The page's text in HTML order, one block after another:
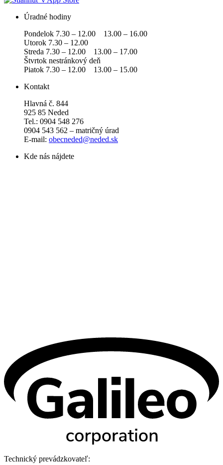
Úradné hodiny
Pondelok 7.30 – 12.00 13.00 – 16.00
Utorok 7.30 – 12.00
Streda 7.30 – 12.00 13.00 – 17.00
Štvrtok nestránkový deň
Piatok 7.30 – 12.00 13.00 – 15.00
Kontakt
Hlavná č. 844
925 85 Neded
Tel.: 0904 548 276
0904 543 562 – matričný úrad
E-mail: obecneded@neded.sk
Kde nás nájdete
Technický prevádzkovateľ: